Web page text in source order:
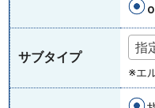
サブタイプ
指
※エ